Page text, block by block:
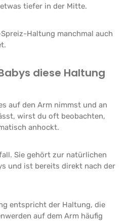
tiefer in der Mitte.
Haltung manchmal auch
diese Haltung
auf den Arm nimmst und an
wirst du oft beobachten,
anhockt.
Sie gehört zur natürlichen
und ist bereits direkt nach der
entspricht der Haltung, die
auf dem Arm häufig